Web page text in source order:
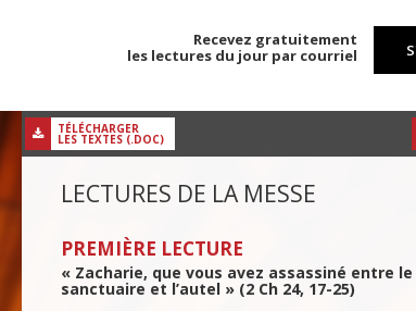
Recevez gratuitement
les lectures du jour par courriel
TÉLÉCHARGER
LES TEXTES (.DOC)
LECTURES DE LA MESSE
PREMIÈRE LECTURE
« Zacharie, que vous avez assassiné entre le
sanctuaire et l’autel » (2 Ch 24, 17-25)